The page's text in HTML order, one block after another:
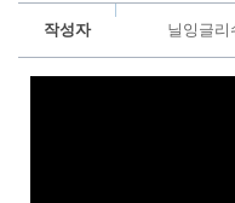
작성자 닐잉글리